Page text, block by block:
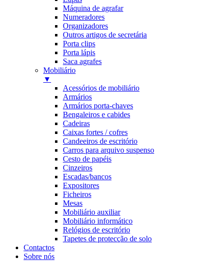
Máquina de agrafar
Numeradores
Organizadores
Outros artigos de secretária
Porta clips
Porta lápis
Saca agrafes
Mobiliário
▼
Acessórios de mobiliário
Armários
Armários porta-chaves
Bengaleiros e cabides
Cadeiras
Caixas fortes / cofres
Candeeiros de escritório
Carros para arquivo suspenso
Cesto de papéis
Cinzeiros
Escadas/bancos
Expositores
Ficheiros
Mesas
Mobiliário auxiliar
Mobiliário informático
Relógios de escritório
Tapetes de protecção de solo
Contactos
Sobre nós